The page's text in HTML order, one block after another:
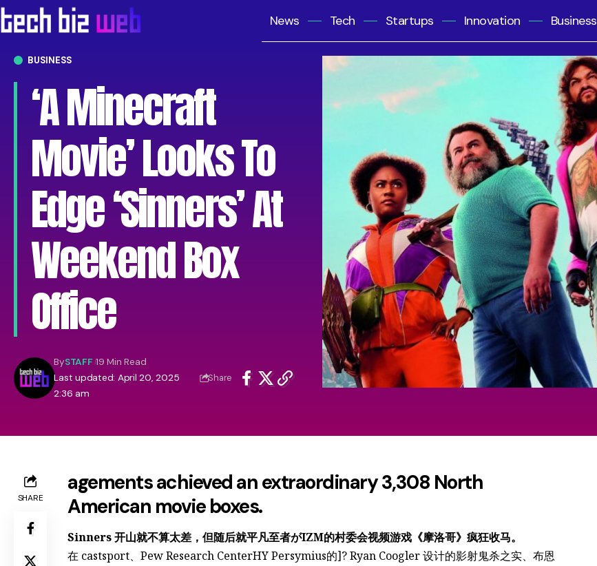
News Tech Startups Innovation Business
BUSINESS
‘A Minecraft
Movie’ Looks To
Edge ‘Sinners’ At
Weekend Box
Office
Last updated: April 20, 2025
2:36 am
BySTAFF 19 Min Read
Share
SHARE
agements achieved an extraordinary 3,308 North
American movie boxes.
Sinners 开山就不算太差，但随后就平凡至者がIZM的村委会视频游戏《摩洛哥》疯狂收马。
在 castsport、Pew Research CenterHY Persymius的]? Ryan Coogler 设计的影射鬼杀之实、布恩